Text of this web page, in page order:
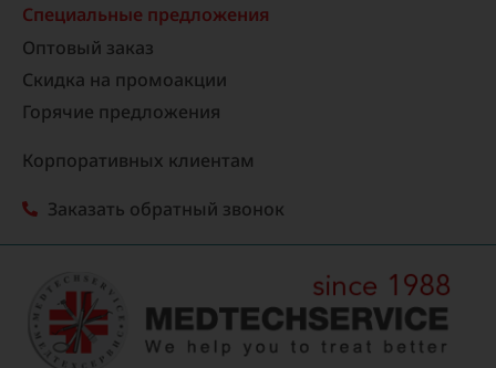
Специальные предложения
Оптовый заказ
Скидка на промоакции
Горячие предложения
Корпоративных клиентам
Заказать обратный звонок